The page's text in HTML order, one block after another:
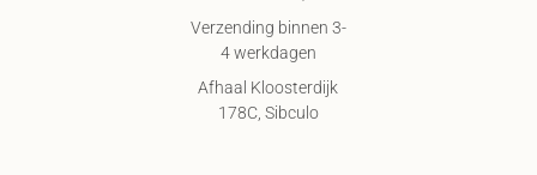
Verzending binnen 3-
4 werkdagen
Afhaal Kloosterdijk
178C, Sibculo